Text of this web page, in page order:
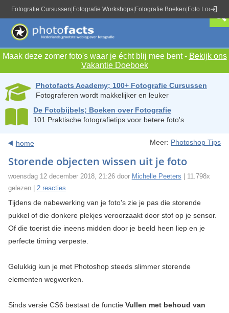
Fotografie Cursussen Fotografie Workshops Fotografie Boeken Foto Locaties
Maak deze zomer foto's waar je écht blij mee bent - Bekijk ons
Vakantie Doeboek
Photofacts Academy; 100+ Fotografie Cursussen
Fotograferen wordt makkelijker en leuker
De Fotobijbels; Boeken over Fotografie
101 Praktische fotografietips voor betere foto's
home Meer: Photoshop Tips
Storende objecten wissen uit je foto
woensdag 12 december 2018, 21:26 door Michelle Peeters | 11.798x
gelezen | 2 reacties
Tijdens de nabewerking van je foto's zie je pas die storende
pukkel of die donkere plekjes veroorzaakt door stof op je sensor.
Of die toerist die ineens midden door je beeld heen liep en je
perfecte timing verpeste.
Gelukkig kun je met Photoshop steeds slimmer storende
elementen wegwerken.
Sinds versie CS6 bestaat de functie Vullen met behoud van